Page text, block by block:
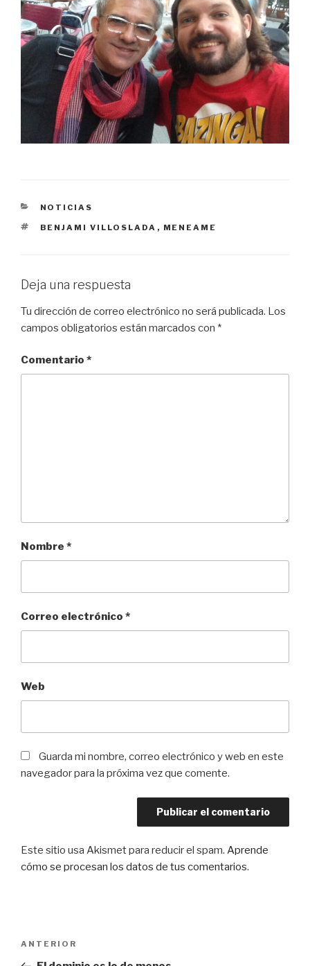
CATEGORÍAS
NOTICIAS
ETIQUETAS
BENJAMI VILLOSLADA , MENEAME
Deja una respuesta
Tu dirección de correo electrónico no será publicada. Los
campos obligatorios están marcados con *
Comentario *
Nombre *
Correo electrónico *
Web
Guarda mi nombre, correo electrónico y web en este
navegador para la próxima vez que comente.
Este sitio usa Akismet para reducir el spam. Aprende
cómo se procesan los datos de tus comentarios.
Entrada
anterior:
ANTERIOR